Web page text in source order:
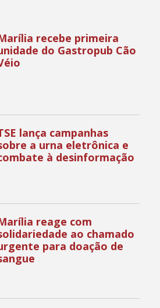
recebe primeira
do Gastropub Cão
lança campanhas
a urna eletrônica e
à desinformação
reage com
ao chamado
para doação de